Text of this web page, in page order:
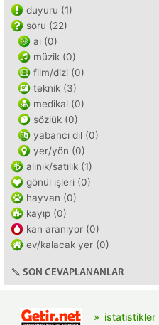
duyuru (1)
soru (22)
ai (0)
müzik (0)
film/dizi (0)
teknik (3)
medikal (0)
sözlük (0)
yabancı dil (0)
yer/yön (0)
alınık/satılık (1)
gönül işleri (0)
hayvan (0)
kayıp (0)
kan aranıyor (0)
ev/kalacak yer (0)
SON CEVAPLANANLAR
istatistikler